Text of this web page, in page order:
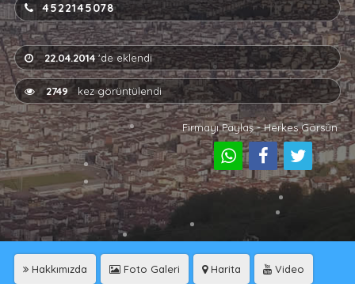
4522145078
22.04.2014'de eklendi
2749kez görüntülendi
Firmayı Paylaş - Herkes Görsün
Hakkımızda Foto Galeri Harita Video